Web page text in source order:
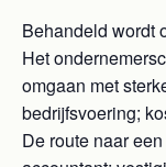
Behandeld wordt
Het
omgaan met
bedrijfsvoering;
De route naar